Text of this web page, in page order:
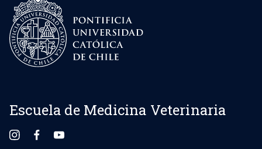
Escuela de Medicina Veterinaria